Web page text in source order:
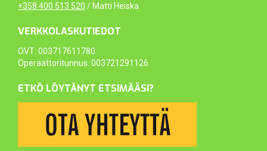
+358 400 513 520 / Matti Heiska
VERKKOLASKUTIEDOT
OVT: 003717611780
Operaattoritunnus: 003721291126
ETKÖ LÖYTÄNYT ETSIMÄÄSI?